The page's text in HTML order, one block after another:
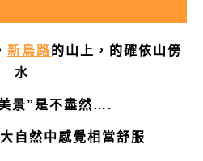
新烏路的山上，的確依山傍
水
景”是不盡然….
自然中感覺相當舒服